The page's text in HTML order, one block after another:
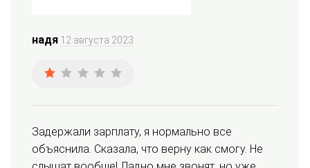
надя 12 августа 2023
Задержали зарплату, я нормально все
объяснила. Сказала, что верну как смогу. Не